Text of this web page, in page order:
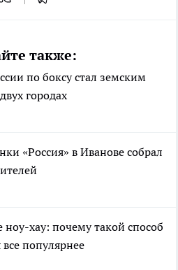
также:
по боксу стал земским
городах
«Россия» в Иванове собрал
хау: почему такой способ
популярнее